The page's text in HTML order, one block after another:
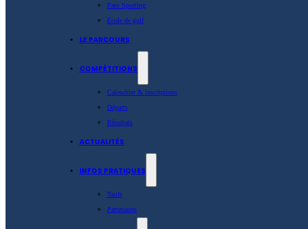
Pass Sporting
Ecole de golf
LE PARCOURS
COMPÉTITIONS
Calendrier & inscriptions
Départs
Résultats
ACTUALITÉS
INFOS PRATIQUES
Tarifs
Partenaires